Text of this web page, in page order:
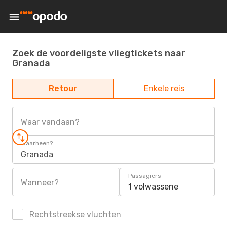
Zoek de voordeligste vliegtickets naar
Granada
Retour Enkele reis
Waar vandaan?
Waarheen?
Granada
Wanneer?
Passagiers
1 volwassene
Rechtstreekse vluchten